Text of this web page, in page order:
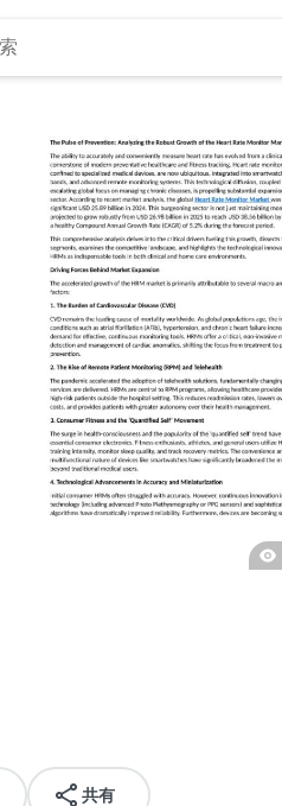
共有